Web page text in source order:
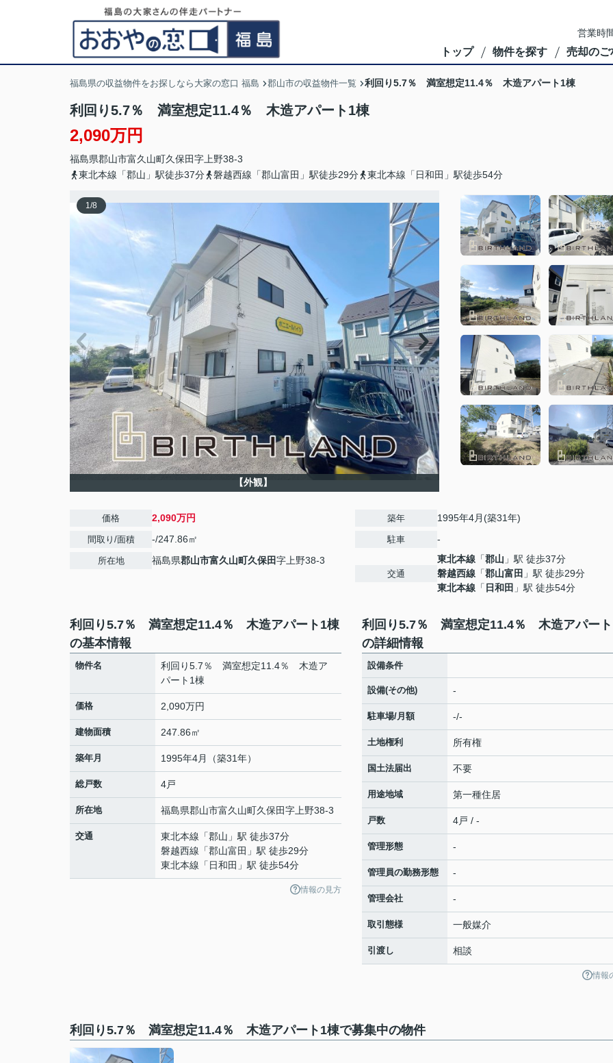
営業時
トップ 物件を探す 売却のご
福島県の収益物件をお探しなら大家の窓口 福島 郡山市の収益物件一覧 利回り5.7％ 満室想定11.4％ 木造アパート1棟
利回り5.7％ 満室想定11.4％ 木造アパート1棟
2,090万円
福島県郡山市富久山町久保田字上野38-3
東北本線「郡山」駅徒歩37分
磐越西線「郡山富田」駅徒歩29分 東北本線「日和田」駅徒歩54分
1/8
【外観】
価格 2,090万円
間取り/面積 -/247.86㎡
所在地 福島県郡山市富久山町久保田字上野38-3
築年 1995年4月(築31年)
駐車 -
交通
東北本線 「郡山 」駅 徒歩37分
磐越西線 「郡山富田 」駅 徒歩29分
東北本線 「 日和田 」駅 徒歩54分
利回り5.7％ 満室想定11.4％ 木造アパート1棟
の基本情報
物件名
利回り5.7％ 満室想定11.4％ 木造ア
パート1棟
価格 2,090万円
建物面積 247.86㎡
築年月 1995年4月（築31年）
総戸数 4戸
所在地 福島県郡山市富久山町久保田字上野38-3
交通 東北本線 「郡山 」駅 徒歩37分
磐越西線 「郡山富田 」駅 徒歩29分
東北本線 「 日和田 」駅 徒歩54分
情報の見方
利回り5.7％ 満室想定11.4％ 木造アパー
の詳細情報
設備条件
設備(その他) -
駐車場/月額 -/-
土地権利 所有権
国土法届出 不要
用途地域 第一種住居
戸数 4戸 / -
管理形態 -
管理員の勤務形態 -
管理会社 -
取引態様 一般媒介
引渡し 相談
情報
利回り5.7％ 満室想定11.4％ 木造アパート1棟で募集中の物件